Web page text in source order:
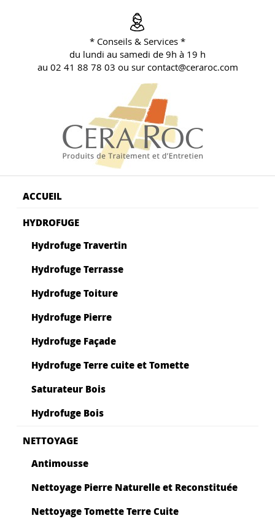
* Conseils & Services *
du lundi au samedi de 9h à 19 h
au 02 41 88 78 03 ou sur contact@ceraroc.com
ACCUEIL
HYDROFUGE
Hydrofuge Travertin
Hydrofuge Terrasse
Hydrofuge Toiture
Hydrofuge Pierre
Hydrofuge Façade
Hydrofuge Terre cuite et Tomette
Saturateur Bois
Hydrofuge Bois
NETTOYAGE
Antimousse
Nettoyage Pierre Naturelle et Reconstituée
Nettoyage Tomette Terre Cuite